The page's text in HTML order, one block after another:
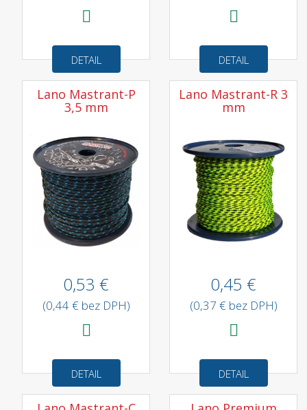
DETAIL DETAIL
Lano Mastrant-P
3,5 mm
0,53 €
(0,44 € bez DPH)
DETAIL
Lano Mastrant-R 3
mm
0,45 €
(0,37 € bez DPH)
DETAIL